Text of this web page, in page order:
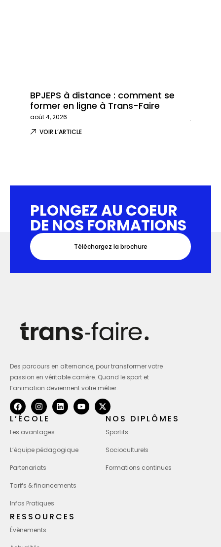
BPJEPS à distance : comment se
former en ligne à Trans-Faire
août 4, 2026
VOIR L’ARTICLE
PLONGEZ AU COEUR
DE NOS FORMATIONS
Téléchargez la brochure
Des parcours en alternance, pour transformer votre
passion en véritable carrière. Quand le sport et
l’animation deviennent votre métier.
L’ÉCOLE
Les avantages
L’équipe pédagogique
Partenariats
Tarifs & financements
Infos Pratiques
NOS DIPLÔMES
Sportifs
Socioculturels
Formations continues
RESSOURCES
Évènements